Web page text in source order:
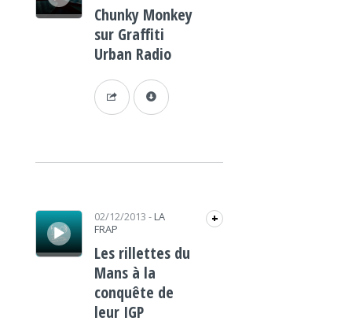
Chunky Monkey
sur Graffiti
Urban Radio
Lecteur audio 02/12/2013 - LA
FRAP
+
Les rillettes du
Mans à la
conquête de
leur IGP